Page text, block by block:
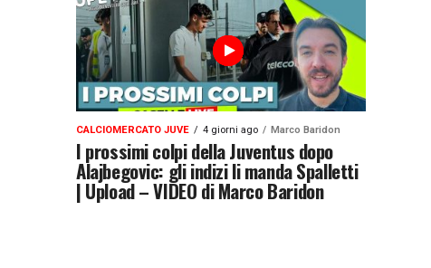
CALCIOMERCATO JUVE 4 giorni ago Marco Baridon
I prossimi colpi della Juventus dopo
Alajbegovic: gli indizi li manda Spalletti
| Upload – VIDEO di Marco Baridon